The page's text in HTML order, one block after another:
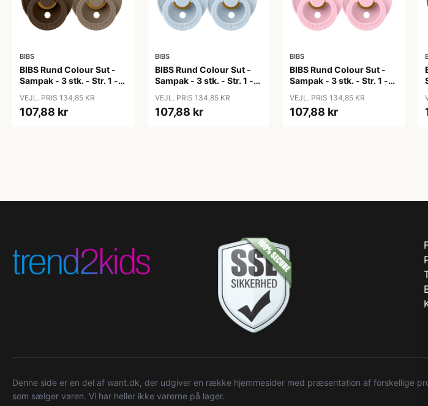
BIBS
BIBS Rund Colour Sut -
Sampak - 3 stk. - Str. 1 -
VEJL. PRIS 134,85 KR
107,88 kr
BIBS
BIBS Rund Colour Sut -
Sampak - 3 stk. - Str. 1 -
VEJL. PRIS 134,85 KR
107,88 kr
BIBS
BIBS Rund Colour Sut -
Sampak - 3 stk. - Str. 1 -
VEJL. PRIS 134,85 KR
107,88 kr
Denne side er en del af want.dk, der udgiver en række hjemmesider med præsentation af forskellige
som sælger varen. Vi har heller ikke varerne på lager.